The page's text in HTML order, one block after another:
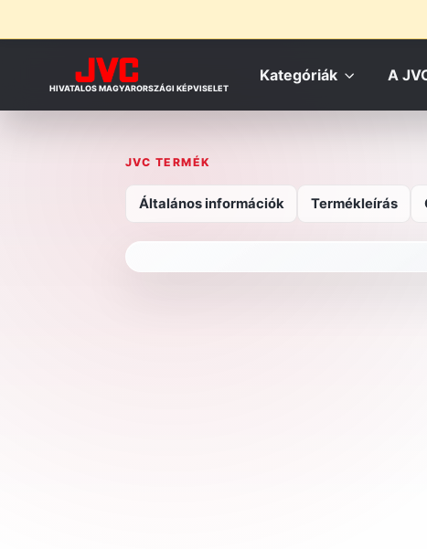
HIVATALOS MAGYARORSZÁGI KÉPVISELET
Kategóriák A
JVC TERMÉK
Általános információk Termékleírás